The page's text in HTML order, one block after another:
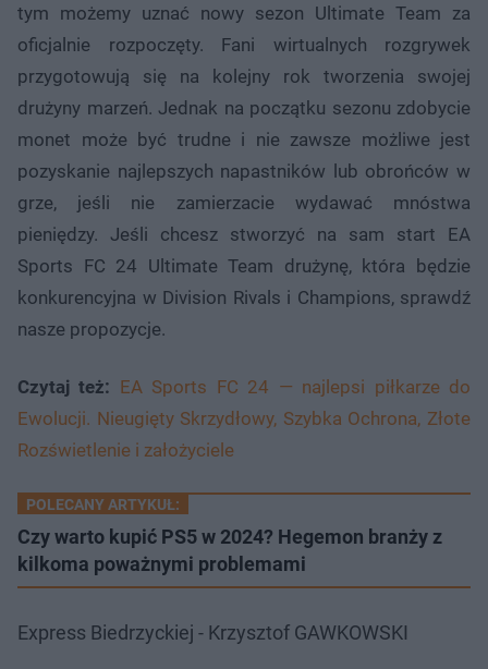
tym możemy uznać nowy sezon Ultimate Team za
oficjalnie rozpoczęty. Fani wirtualnych rozgrywek
przygotowują się na kolejny rok tworzenia swojej
drużyny marzeń. Jednak na początku sezonu zdobycie
monet może być trudne i nie zawsze możliwe jest
pozyskanie najlepszych napastników lub obrońców w
grze, jeśli nie zamierzacie wydawać mnóstwa
pieniędzy. Jeśli chcesz stworzyć na sam start EA
Sports FC 24 Ultimate Team drużynę, która będzie
konkurencyjna w Division Rivals i Champions, sprawdź
nasze propozycje.
Czytaj też: EA Sports FC 24 — najlepsi piłkarze do
Ewolucji. Nieugięty Skrzydłowy, Szybka Ochrona, Złote
Rozświetlenie i założyciele
POLECANY ARTYKUŁ:
Czy warto kupić PS5 w 2024? Hegemon branży z
kilkoma poważnymi problemami
Express Biedrzyckiej - Krzysztof GAWKOWSKI